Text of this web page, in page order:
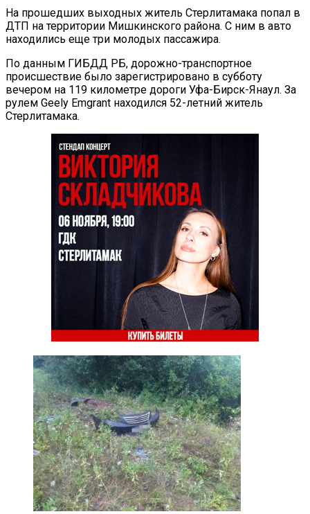
На прошедших выходных житель Стерлитамака попал в
ДТП на территории Мишкинского района. С ним в авто
находились еще три молодых пассажира.
По данным ГИБДД РБ, дорожно-транспортное
происшествие было зарегистрировано в субботу
вечером на 119 километре дороги Уфа-Бирск-Янаул. За
рулем Geely Emgrant находился 52-летний житель
Стерлитамака.